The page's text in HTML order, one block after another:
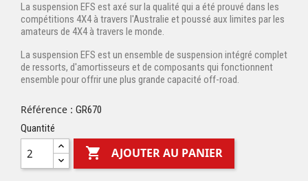
La suspension EFS est axé sur la qualité qui a été prouvé dans les
compétitions 4X4 à travers l'Australie et poussé aux limites par les
amateurs de 4X4 à travers le monde.
La suspension EFS est un ensemble de suspension intégré complet
de ressorts, d'amortisseurs et de composants qui fonctionnent
ensemble pour offrir une plus grande capacité off-road.
Référence : GR670
Quantité
 AJOUTER AU PANIER